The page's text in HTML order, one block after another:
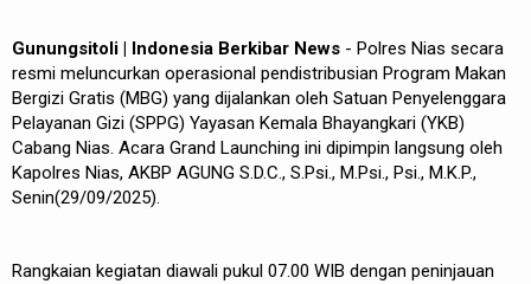
Gunungsitoli | Indonesia Berkibar News - Polres Nias secara
resmi meluncurkan operasional pendistribusian Program Makan
Bergizi Gratis (MBG) yang dijalankan oleh Satuan Penyelenggara
Pelayanan Gizi (SPPG) Yayasan Kemala Bhayangkari (YKB)
Cabang Nias. Acara Grand Launching ini dipimpin langsung oleh
Kapolres Nias, AKBP AGUNG S.D.C., S.Psi., M.Psi., Psi., M.K.P.,
Senin(29/09/2025).
Rangkaian kegiatan diawali pukul 07.00 WIB dengan peninjauan